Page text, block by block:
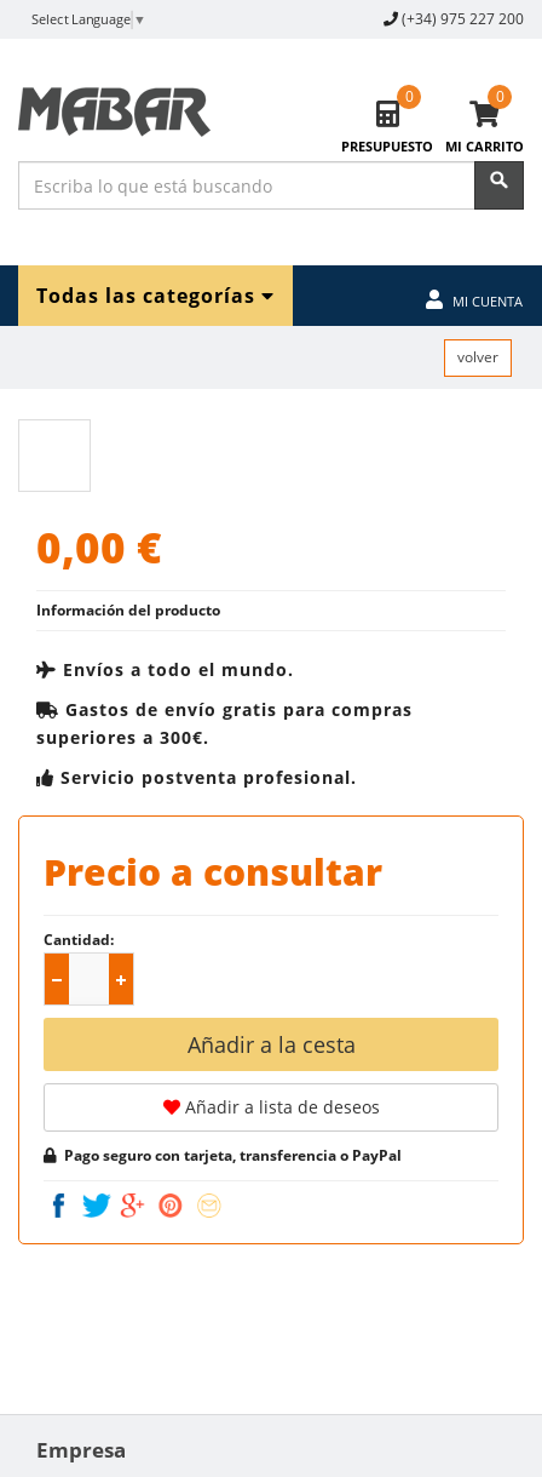
Select Language ▼ (+34) 975 227 200
PRESUPUESTO
0
MI CARRITO
0
Todas las categorías MI CUENTA
volver
0,00 €
Información del producto
Envíos a todo el mundo.
Gastos de envío gratis para compras
superiores a 300€.
Servicio postventa profesional.
Precio a consultar
Cantidad:
Añadir a la cesta
Añadir a lista de deseos
Pago seguro con tarjeta, transferencia o PayPal
Empresa